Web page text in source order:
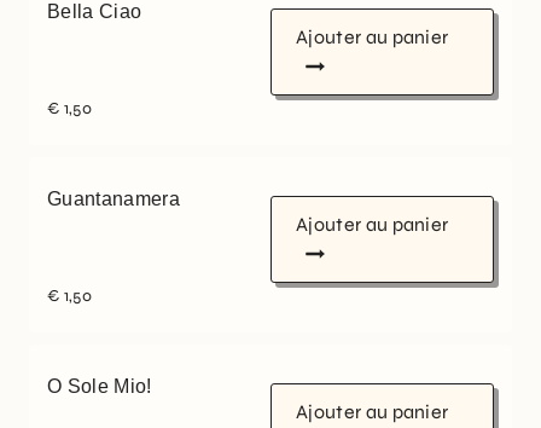
Bella Ciao
€ 1,50
Ajouter au panier
Guantanamera
€ 1,50
Ajouter au panier
O Sole Mio!
Ajouter au panier